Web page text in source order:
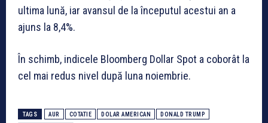
ultima lună, iar avansul de la începutul acestui an a
ajuns la 8,4%.
În schimb, indicele Bloomberg Dollar Spot a coborât la
cel mai redus nivel după luna noiembrie.
TAGS AUR COTATIE DOLAR AMERICAN DONALD TRUMP